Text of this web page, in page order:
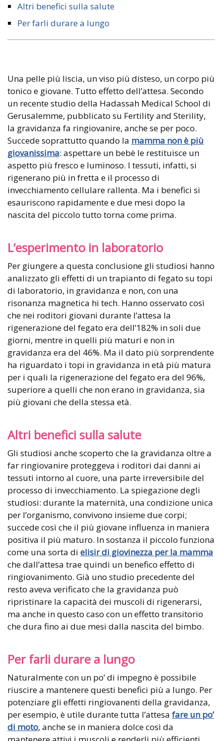
Altri benefici sulla salute
Per farli durare a lungo
Una pelle più liscia, un viso più disteso, un corpo più
tonico e giovane. Tutto effetto dell’attesa. Secondo
un recente studio della Hadassah Medical School di
Gerusalemme, pubblicato su Fertility and Sterility,
la gravidanza fa ringiovanire, anche se per poco.
Succede soprattutto quando la mamma non è più
giovanissima: aspettare un bebè le restituisce un
aspetto più fresco e luminoso. I tessuti, infatti, si
rigenerano più in fretta e il processo di
invecchiamento cellulare rallenta. Ma i benefici si
esauriscono rapidamente e due mesi dopo la
nascita del piccolo tutto torna come prima.
L’esperimento in laboratorio
Per giungere a questa conclusione gli studiosi hanno
analizzato gli effetti di un trapianto di fegato su topi
di laboratorio, in gravidanza e non, con una
risonanza magnetica hi tech. Hanno osservato così
che nei roditori giovani durante l’attesa la
rigenerazione del fegato era dell’182% in soli due
giorni, mentre in quelli più maturi e non in
gravidanza era del 46%. Ma il dato più sorprendente
ha riguardato i topi in gravidanza in età più matura
per i quali la rigenerazione del fegato era del 96%,
superiore a quelli che non erano in gravidanza, sia
più giovani che della stessa età.
Altri benefici sulla salute
Gli studiosi anche scoperto che la gravidanza oltre a
far ringiovanire proteggeva i roditori dai danni ai
tessuti intorno al cuore, una parte irreversibile del
processo di invecchiamento. La spiegazione degli
studiosi: durante la maternità, una condizione unica
per l’organismo, convivono insieme due corpi;
succede così che il più giovane influenza in maniera
positiva il più maturo. In sostanza il piccolo funziona
come una sorta di elisir di giovinezza per la mamma
che dall’attesa trae quindi un benefico effetto di
ringiovanimento. Già uno studio precedente del
resto aveva verificato che la gravidanza può
ripristinare la capacità dei muscoli di rigenerarsi,
ma anche in questo caso con un effetto transitorio
che dura fino ai due mesi dalla nascita del bimbo.
Per farli durare a lungo
Naturalmente con un po’ di impegno è possibile
riuscire a mantenere questi benefici più a lungo. Per
potenziare gli effetti ringiovanenti della gravidanza,
per esempio, è utile durante tutta l’attesa fare un po’
di moto, anche se in maniera dolce così da